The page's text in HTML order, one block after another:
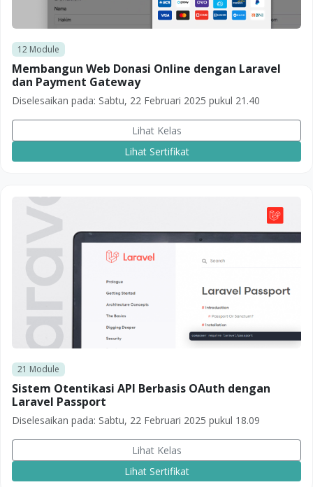
12Module
Membangun Web Donasi Online dengan Laravel
dan Payment Gateway
Diselesaikan pada: Sabtu, 22 Februari 2025 pukul 21.40
Lihat Kelas
Lihat Sertifikat
21 Module
Sistem Otentikasi API Berbasis OAuth dengan
Laravel Passport
Diselesaikan pada: Sabtu, 22 Februari 2025 pukul 18.09
Lihat Kelas
Lihat Sertifikat